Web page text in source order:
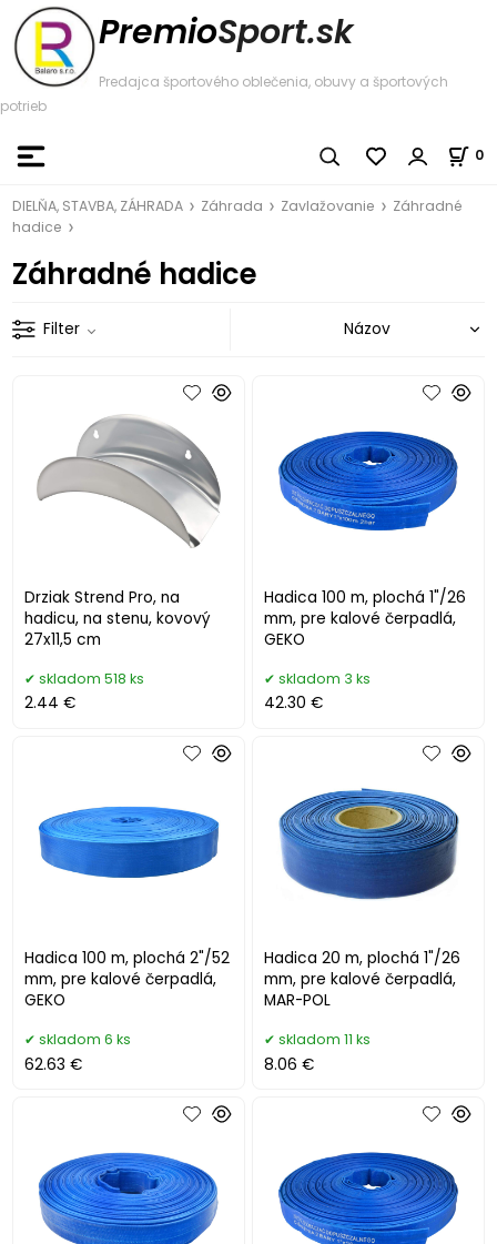
PremioSport.sk
Predajca športového oblečenia, obuvy a športových
potrieb
0
DIELŇA, STAVBA, ZÁHRADA Záhrada Zavlažovanie
Záhradné
hadice
Záhradné hadice
Filter
Drziak Strend Pro, na
hadicu, na stenu, kovový
27x11,5 cm
skladom 518 ks
2.44 €
Hadica 100 m, plochá 1"/26
mm, pre kalové čerpadlá,
GEKO
skladom 3 ks
42.30 €
Hadica 100 m, plochá 2"/52
mm, pre kalové čerpadlá,
GEKO
skladom 6 ks
62.63 €
Hadica 20 m, plochá 1"/26
mm, pre kalové čerpadlá,
MAR-POL
skladom 11 ks
8.06 €